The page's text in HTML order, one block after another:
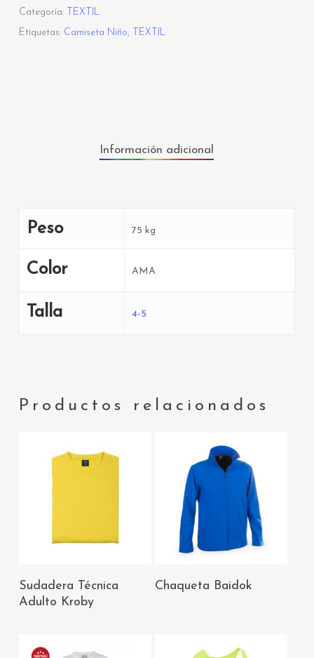
Categoría:
TEXTIL
Etiquetas: Camiseta Niño, TEXTIL
Información adicional
Peso 75 kg
Color AMA
Talla 4-5
Productos relacionados
AÑADIR AL
CARRITO
Sudadera Técnica
Adulto Kroby
AÑADIR AL
Chaqueta Baidok